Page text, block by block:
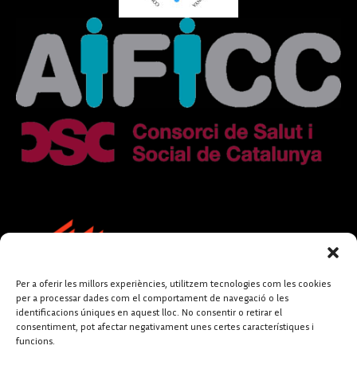
Per a oferir les millors experiències, utilitzem tecnologies com les cookies
per a processar dades com el comportament de navegació o les
identificacions úniques en aquest lloc. No consentir o retirar el
consentiment, pot afectar negativament unes certes característiques i
funcions.